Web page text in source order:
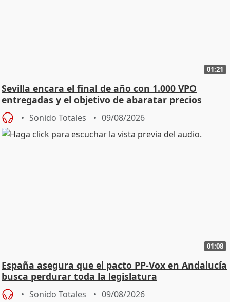
01:21
Sevilla encara el final de año con 1.000 VPO
entregadas y el objetivo de abaratar precios
Sonido Totales 09/08/2026
01:08
España asegura que el pacto PP-Vox en Andalucía
busca perdurar toda la legislatura
Sonido Totales 09/08/2026